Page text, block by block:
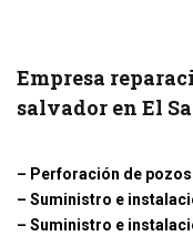
Empresa
salvador en El
– Perforación de
– Suministro e
– Suministro e